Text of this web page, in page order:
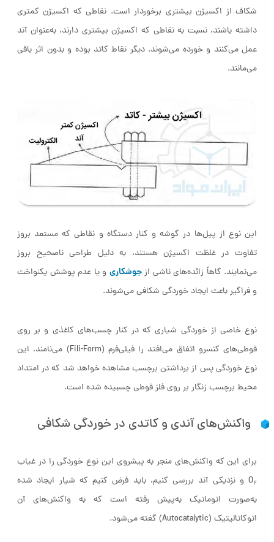
شکاف از اکسیژن بیشتری برخوردار است. نقاطی که اکسیژن کمتری
داشته باشند، نسبت به نقاطی که اکسیژن بیشتری دارند، به‌عنوان آند
عمل می‌کنند و خورده می‌شوند. دیگر نقاط کاتد بوده و بدون اثر باقی
می‌مانند.
این نوع از پیل‌ها در گوشه‌ و کنار دستگاه‌ و نقاطی که مستعد بروز
تفاوت در غلظت اکسیژن هستند، به دلیل طراحی ناصحیح بروز
می‌نمایند. گاهاً زائده‌های ناشی ازجوشکاری و یا عدم پوشش یکنواخت
و فراگیر باعث ایجاد خوردگی شکافی می‌شوند.
نوع خاصی از خوردگی شیاری که در کنار چسب‌های کاغذی و بر روی
قوطی‌های کنسرو اتفاق می‌افتد را فیلی‌فرم (Fili-Form) می‌نامند. این
نوع خوردگی پس از برداشتن برچسب مشاهده خواهد شد که در امتداد
محیط برچسب زنگار بر روی فلز قوطی چسبیده شده است.
واکنش‌های آندی و کاتدی در خوردگی شکافی
برای این که واکنش‌های منجر به پیشروی این نوع خوردگی را در غیاب
O2
و نزدیکی آند بررسی کنیم، باید فرض کنیم که شیار ایجاد شده
به‌صورت اتوماتیک به‌پیش رفته است که به واکنش‌های آن
اتوکاتالیتیک (Autocatalytic) گفته می‌شود.